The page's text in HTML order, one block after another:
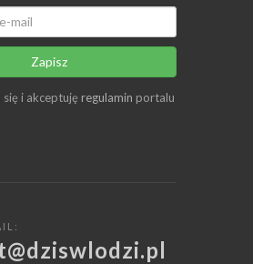
Zapisz
się i akceptuję regulamin portalu